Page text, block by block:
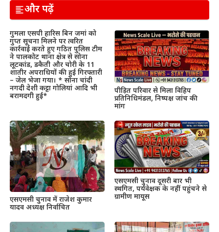
और पढ़ें
गुमला एसपी हारिस बिन जमां को
गुप्त सूचना मिलने पर त्वरित
कार्रवाई करते हुए गठित पुलिस टीम
ने पालकोट थाना क्षेत्र से सोना
लूटकांड, डकैती और चोरी के 11
शातीर अपराधियों की हुई गिरफ्तारी
– जेल भेजा गया। * सोना चांदी
नगदी देशी कट्टा गोलियां आदि भी
बरामदगी हुई*
पीड़ित परिवार से मिला विहिप
प्रतिनिधिमंडल, निष्पक्ष जांच की
मांग
एसएमसी चुनाव में राजेश कुमार
यादव अध्यक्ष निर्वाचित
एसएमसी चुनाव दूसरी बार भी
स्थगित, पर्यवेक्षक के नहीं पहुंचने से
ग्रामीण मायूस